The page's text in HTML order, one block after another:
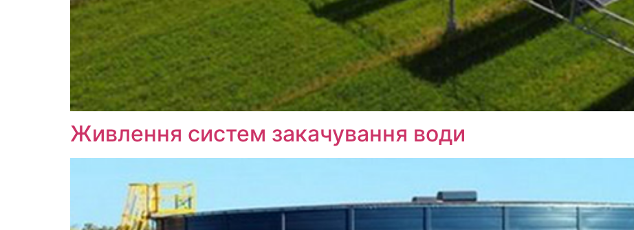
Живлення систем закачування води